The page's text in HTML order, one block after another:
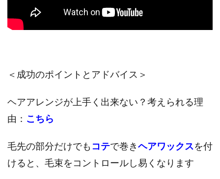
＜成功のポイントとアドバイス＞
ヘアアレンジが上手く出来ない？考えられる理
由： こちら
毛先の部分だけでも コテで巻きヘアワックスを付
けると、毛束をコントロールし易くなります